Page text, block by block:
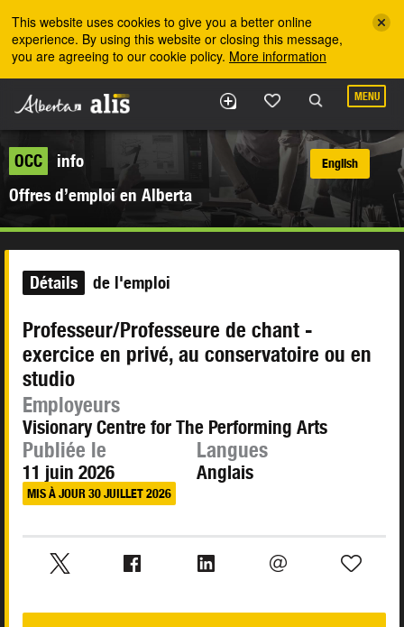
This website uses cookies to give you a better online
experience. By using this website or closing this message,
you are agreeing to our cookie policy. More information
MENU
OCC
info
Offres d’emploi en Alberta
English
Détails de l'emploi
Professeur/Professeure de chant -
exercice en privé, au conservatoire ou en
studio
Employeurs
Visionary Centre for The Performing Arts
Publiée le
11 juin 2026
MIS À JOUR 30 JUILLET 2026
Langues
Anglais